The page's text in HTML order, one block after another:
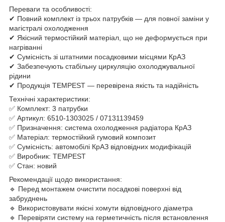
Переваги та особливості:
✔ Повний комплект із трьох патрубків — для повної заміни у
магістралі охолодження
✔ Якісний термостійкий матеріал, що не деформується при
нагріванні
✔ Сумісність зі штатними посадковими місцями КрАЗ
✔ Забезпечують стабільну циркуляцію охолоджувальної
рідини
✔ Продукція TEMPEST — перевірена якість та надійність
Технічні характеристики:
✅ Комплект: 3 патрубки
✅ Артикул: 6510-1303025 / 07131139459
✅ Призначення: система охолодження радіатора КрАЗ
✅ Матеріал: термостійкий гумовий композит
✅ Сумісність: автомобілі КрАЗ відповідних модифікацій
✅ Виробник: TEMPEST
✅ Стан: новий
Рекомендації щодо використання:
🔹 Перед монтажем очистити посадкові поверхні від
забруднень
🔹 Використовувати якісні хомути відповідного діаметра
🔹 Перевіряти систему на герметичність після встановлення